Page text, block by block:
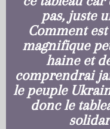
pas, juste
Comment
magnifique
haine et
comprendrai
le peuple
donc le